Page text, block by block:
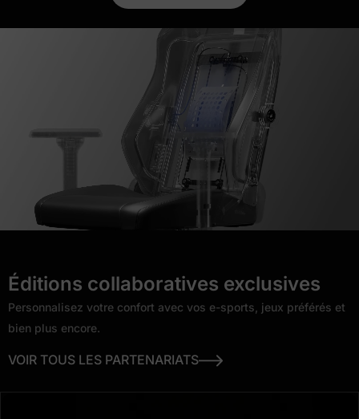
Éditions collaboratives exclusives
Personnalisez votre confort avec vos e-sports, jeux préférés et
bien plus encore.
VOIR TOUS LES PARTENARIATS